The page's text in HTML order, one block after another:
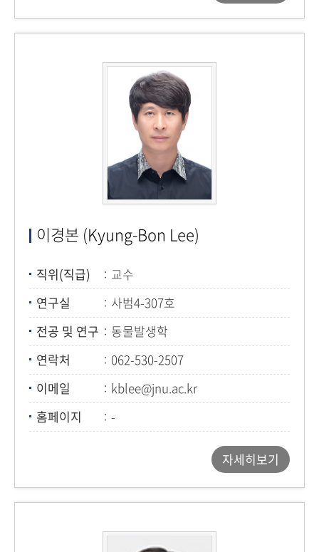
이경본 (Kyung-Bon Lee)
직위(직급)
교수
연구실
사범4-307호
전공 및 연구
동물발생학
연락처
062-530-2507
이메일
kblee@jnu.ac.kr
홈페이지
-
자세히보기